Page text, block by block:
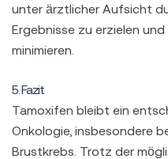
unter ärztlicher Aufsicht
Ergebnisse zu erzielen
minimieren.
5. Fazit
Tamoxifen bleibt ein
Onkologie, insbesondere
Brustkrebs. Trotz der